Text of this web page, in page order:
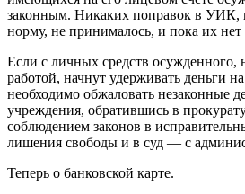
законным. Никаких поправок в
норму, не принималось, и пока их нет
Если с личных средств осужденного,
работой, начнут удерживать деньги
необходимо обжаловать незаконные
учреждения, обратившись в
соблюдением законов в
лишения свободы и в суд — с
Теперь о банковской карте.